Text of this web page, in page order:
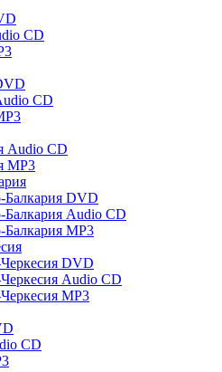
CD
CD
Audio CD
MP3
Балкария DVD
Балкария Audio CD
Балкария MP3
DVD
Audio CD
MP3
CD